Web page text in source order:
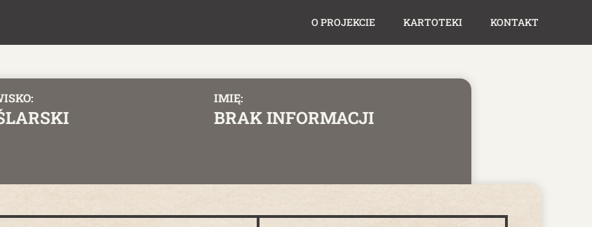
O PROJEKCIE KARTOTEKI KONTAKT
IMIĘ:
BRAK INFORMACJI